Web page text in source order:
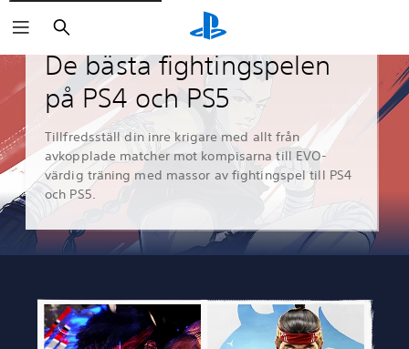
Sök
Guider och artiklar
De bästa fightingspelen
på PS4 och PS5
Tillfredsställ din inre krigare med allt från
avkopplade matcher mot kompisarna till EVO-
värdig träning med massor av fightingspel till PS4
och PS5.